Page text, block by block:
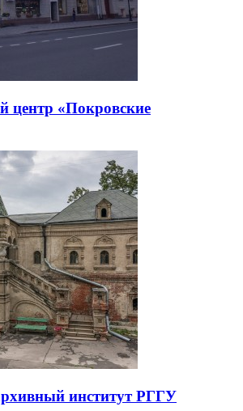
центр «Покровские
институт РГГУ